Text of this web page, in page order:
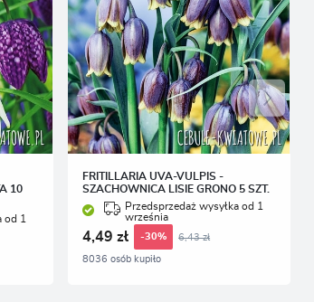
10
od 1
FRITILLARIA UVA-VULPIS -
SZACHOWNICA LISIE GRONO 5 SZT.
Przedsprzedaż wysyłka od 1
września
4,49 zł -30% 6,43 zł
8036 osób kupiło